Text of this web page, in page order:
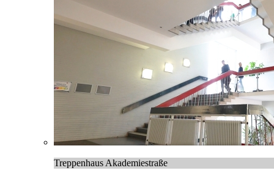
Treppenhaus Akademiestraße